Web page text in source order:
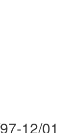
12/01